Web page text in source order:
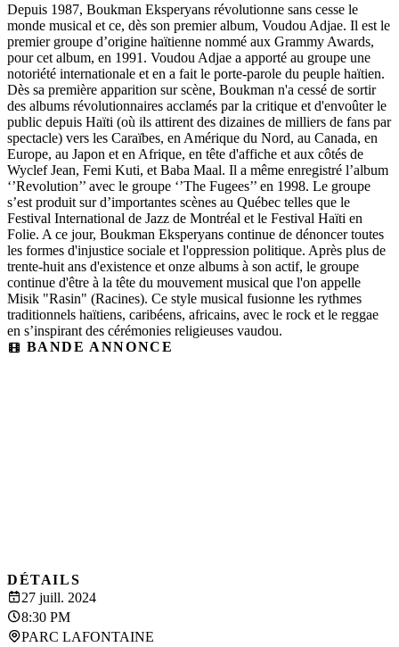
Depuis 1987, Boukman Eksperyans révolutionne sans cesse le
monde musical et ce, dès son premier album, Voudou Adjae. Il est le
premier groupe d’origine haïtienne nommé aux Grammy Awards,
pour cet album, en 1991. Voudou Adjae a apporté au groupe une
notoriété internationale et en a fait le porte-parole du peuple haïtien.
Dès sa première apparition sur scène, Boukman n'a cessé de sortir
des albums révolutionnaires acclamés par la critique et d'envoûter le
public depuis Haïti (où ils attirent des dizaines de milliers de fans par
spectacle) vers les Caraïbes, en Amérique du Nord, au Canada, en
Europe, au Japon et en Afrique, en tête d'affiche et aux côtés de
Wyclef Jean, Femi Kuti, et Baba Maal. Il a même enregistré l’album
‘’Revolution’’ avec le groupe ‘’The Fugees’’ en 1998. Le groupe
s’est produit sur d’importantes scènes au Québec telles que le
Festival International de Jazz de Montréal et le Festival Haïti en
Folie. A ce jour, Boukman Eksperyans continue de dénoncer toutes
les formes d'injustice sociale et l'oppression politique. Après plus de
trente-huit ans d'existence et onze albums à son actif, le groupe
continue d'être à la tête du mouvement musical que l'on appelle
Misik "Rasin" (Racines). Ce style musical fusionne les rythmes
traditionnels haïtiens, caribéens, africains, avec le rock et le reggae
en s’inspirant des cérémonies religieuses vaudou.
BANDE ANNONCE
DÉTAILS
27 juill. 2024
8:30 PM
PARC LAFONTAINE